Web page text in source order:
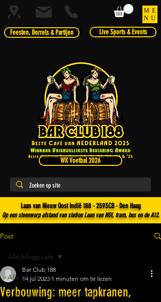
Feesten, Borrels & Partijen
ME
NU
Live Sports & Events
Laan van Nieuw Oost Indië 188 - 2593CB - Den Haag
Op een steenworp afstand van station Laan van NOI, tram, bus en de A12.
WK Voetbal 2026
Post
Alle blogposts
Aanpassing dienstverlening
Alle blogposts
Verbouwing: meer tapkranen,
Bar Club 188
14 jul 2023 1 minuten om te lezen